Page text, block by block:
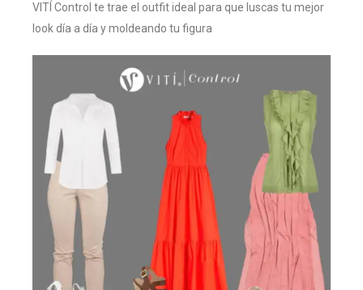
VITÍ Control te trae el outfit ideal para que luscas tu mejor
look día a día y moldeando tu figura